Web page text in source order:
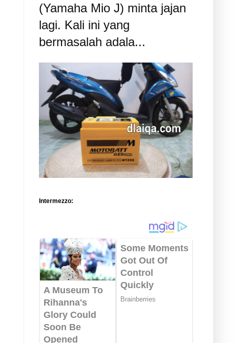
(Yamaha Mio J) minta jajan
lagi. Kali ini yang
bermasalah adala...
Intermezzo: